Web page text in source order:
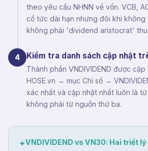
theo yêu cầu NHNN về vốn. VCB,
cổ tức dài hạn nhưng đôi khi
không phải 'dividend aristocrat'
4 Kiểm tra danh sách cập nhật
Thành phần VNDIVIDEND được
HOSE.vn → mục Chỉ số →
xác nhất và cập nhật nhất luôn là từ
không phải từ nguồn thứ ba.
✦VNDIVIDEND vs VN30: Hai triết